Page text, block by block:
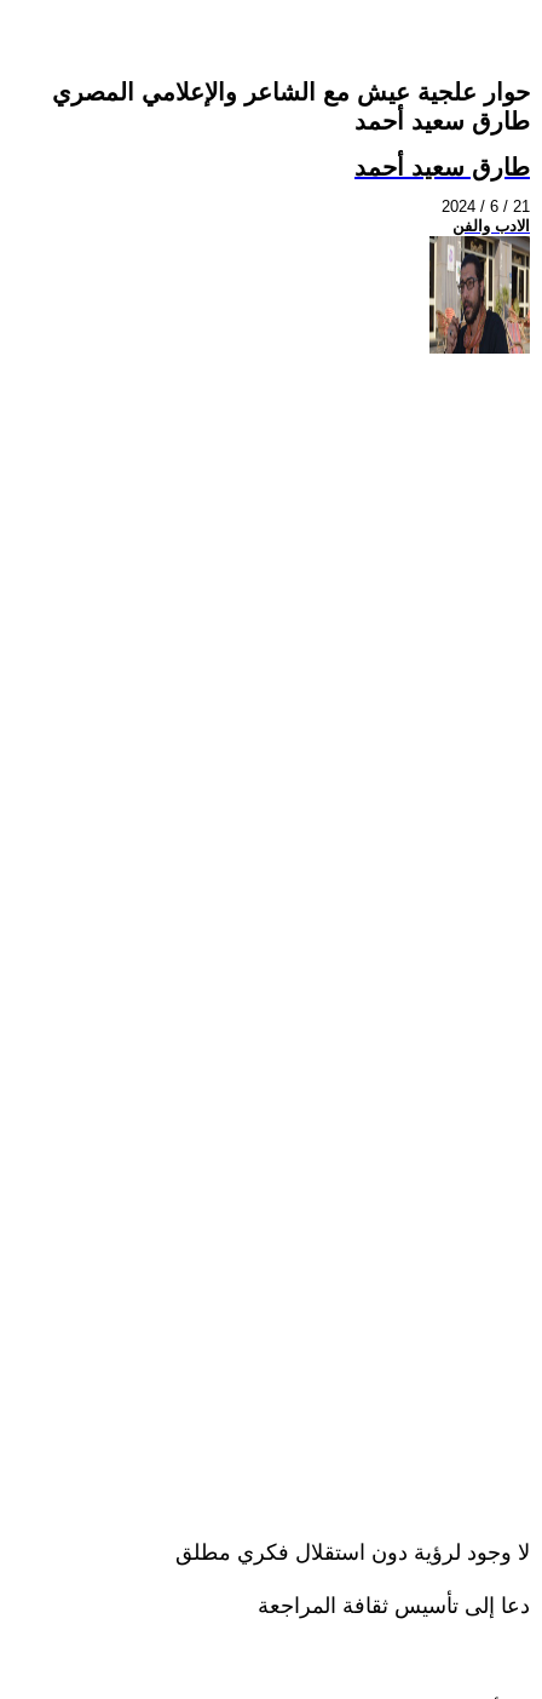
حوار علجية عيش مع الشاعر والإعلامي المصري
طارق سعيد أحمد
طارق سعيد أحمد
2024 / 6 / 21
الادب والفن
لا وجود لرؤية دون استقلال فكري مطلق
دعا إلى تأسيس ثقافة المراجعة